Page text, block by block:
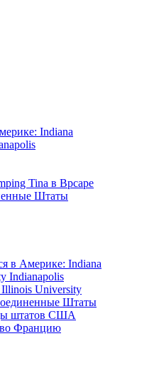
Indiana
Tina в Врсаре
Штаты
в Америке: Indiana
Indianapolis
University
Штаты
штатов США
Францию